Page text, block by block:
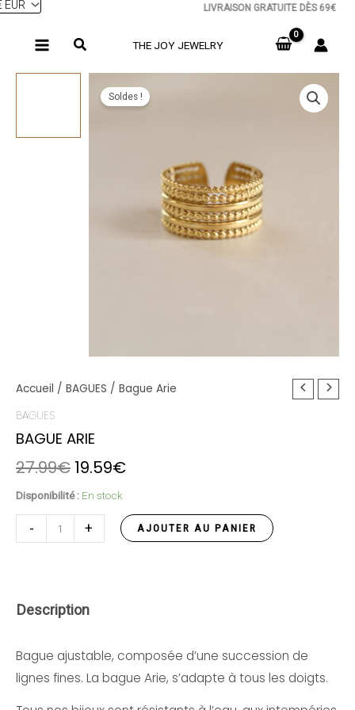
Aller
contenu
LIVRAISON GRATUITE DÈS 69€ EN
THE JOY JEWELRY
Soldes !
Accueil / BAGUES / Bague Arie
BAGUES
BAGUE ARIE
27.99€
Le
initial
était :
27.99€.
19.59€
Le
19.59€.
Disponibilité : En stock
-
quantité
Arie
+ AJOUTER AU PANIER
Description
Bague ajustable, composée d’une succession de
lignes fines. La bague Arie, s’adapte à tous les doigts.